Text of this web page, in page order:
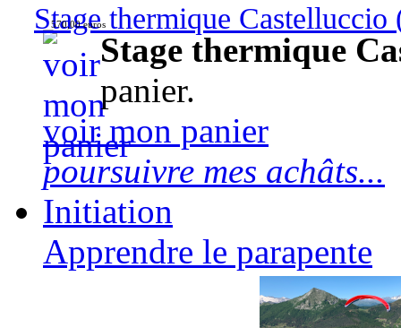
Stage thermique Castelluccio
570,00 euros
Stage thermique
panier.
voir mon panier
poursuivre mes achâts...
Initiation
Apprendre le parapente